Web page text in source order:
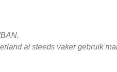
al steeds vaker gebruik